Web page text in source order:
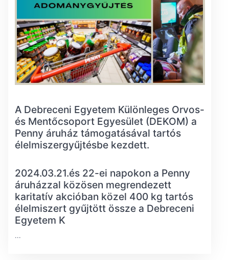
A Debreceni Egyetem Különleges Orvos-
és Mentőcsoport Egyesület (DEKOM) a
Penny áruház támogatásával tartós
élelmiszergyűjtésbe kezdett.
2024.03.21.és 22-ei napokon a Penny
áruházzal közösen megrendezett
karitatív akcióban közel 400 kg tartós
élelmiszert gyűjtött össze a Debreceni
Egyetem K
...